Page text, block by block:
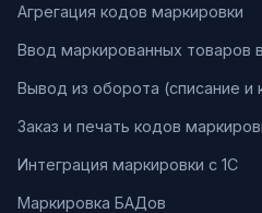
Агрегация кодов маркировки
Ввод маркированных товаров
Вывод из оборота (списание и
Заказ и печать кодов
Интеграция маркировки с 1С
Маркировка БАДов